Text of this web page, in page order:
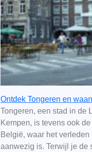
Ontdek Tongeren en
Tongeren, een stad in de
Kempen, is tevens ook
België, waar het verleden
aanwezig is. Terwijl je de